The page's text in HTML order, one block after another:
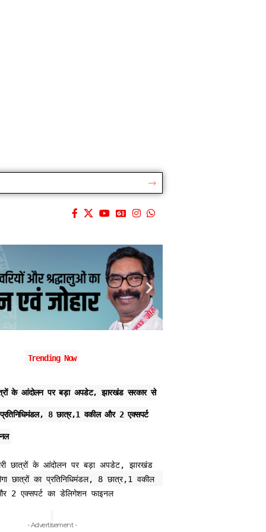
Trending Now
के आंदोलन पर बड़ा अपडेट, झारखंड सरकार से
प्रतिनिधिमंडल, 8 छात्र,1 वकील और 2 एक्सपर्ट
- Advertisement -